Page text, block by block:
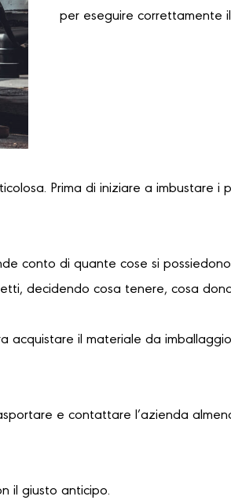
per eseguire correttamente
Prima di iniziare a imbustare i
conto di quante cose si
decidendo cosa tenere, cosa
acquistare il materiale da
e contattare l’azienda
il giusto anticipo.